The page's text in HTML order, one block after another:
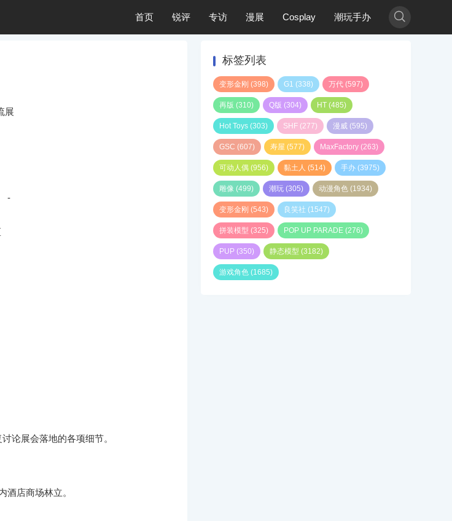
首页 锐评 专访 漫展 Cosplay 潮玩手办 
展
-
论展会落地的各项细节。
店商场林立。
标签列表
变形金刚 (398) G1 (338) 万代 (597)
再版 (310) Q版 (304) HT (485)
Hot Toys (303) SHF (277) 漫威 (595)
GSC (607) 寿屋 (577) MaxFactory (263)
可动人偶 (956) 黏土人 (514) 手办 (3975)
雕像 (499) 潮玩 (305) 动漫角色 (1934)
变形金刚 (543) 良笑社 (1547)
拼装模型 (325) POP UP PARADE (276)
PUP (350) 静态模型 (3182)
游戏角色 (1685)